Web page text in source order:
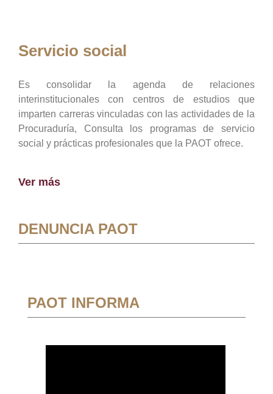
Servicio social
Es consolidar la agenda de relaciones
interinstitucionales con centros de estudios que
imparten carreras vinculadas con las actividades de la
Procuraduría, Consulta los programas de servicio
social y prácticas profesionales que la PAOT ofrece.
Ver más
DENUNCIA PAOT
PAOT INFORMA